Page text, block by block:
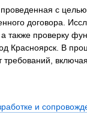
с целью
договора.
также проверку
Красноярск. В
и